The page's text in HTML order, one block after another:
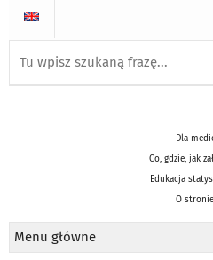
Dla
Co, gdzie, jak
Edukacja
O stronie
Menu główne